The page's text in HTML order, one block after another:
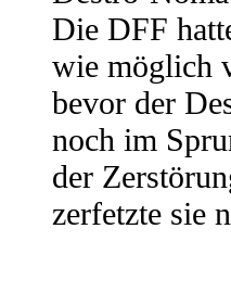
Die DFF
wie möglich
bevor der
noch im
der
zerfetzte sie